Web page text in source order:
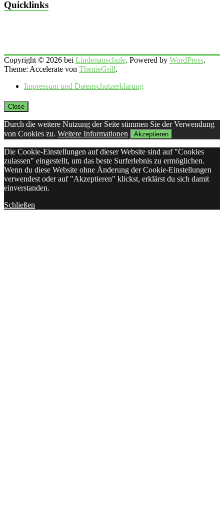
Quicklinks
Copyright © 2026 bei Lindenauschule. Powered by WordPress.
Theme: Accelerate von ThemeGrill.
Impressum und Datenschutzerklärung
Close
Durch die weitere Nutzung der Seite stimmen Sie der Verwendung
von Cookies zu. Weitere Informationen Akzeptieren
Die Cookie-Einstellungen auf dieser Website sind auf "Cookies
zulassen" eingestellt, um das beste Surferlebnis zu ermöglichen.
Wenn du diese Website ohne Änderung der Cookie-Einstellungen
verwendest oder auf "Akzeptieren" klickst, erklärst du sich damit
einverstanden.
Schließen